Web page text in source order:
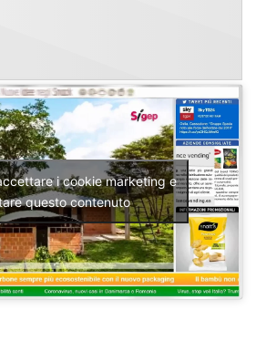
i cookie marketing e
questo contenuto